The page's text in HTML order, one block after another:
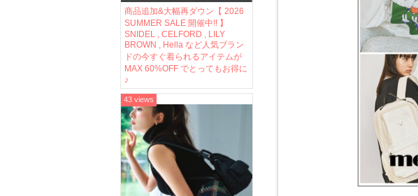
商品追加&大幅再ダウン【 2026
SUMMER SALE 開催中!! 】
SNIDEL , CELFORD , LILY
BROWN , Hella など人気ブラン
ドの今すぐ着られるアイテムが
MAX 60%OFF でとってもお得に
♪
43 views